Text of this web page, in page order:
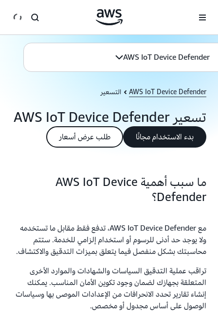
AWS IoT Device Defender
AWS IoT Device Defender التسعير
تسعير AWS IoT Device Defender
بدء الاستخدام مجانًا طلب عرض أسعار
ما سبب أهمية AWS IoT Device
Defender؟
مع AWS IoT Device Defender، تدفع فقط مقابل ما تستخدمه
ولا يوجد حد أدنى للرسوم أو استخدام إلزامي للخدمة. ستتم
محاسبتك بشكل منفصل فيما يتعلق بميزات التدقيق والاكتشاف.
تراقب عملية التدقيق السياسات والشهادات والموارد الأخرى
المتعلقة بجهازك لضمان وجود تكوين الأمان المناسب. يمكنك
إنشاء تقارير تحدد الانحرافات من الإعدادات الموصى بها وسياسات
الوصول على أساس مجدول أو مخصص.